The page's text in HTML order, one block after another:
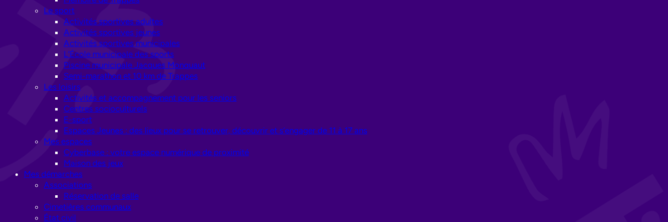
Le sport
Activités sportives adultes
Activités sportives jeunes
Activités sportives municipales
L’École municipale des sports
Piscine municipale Jacques Monquaut
Semi-marathon et 10 km de Trappes
Les loisirs
Activités et accompagnement pour les seniors
Centres socioculturels
E-sport
Espaces Jeunes : des lieux pour se retrouver, découvrir et s’engager de 11 à 17 ans
Mes espaces
Cyberbase : votre espace numérique de proximité
Maison des jeux
Mes démarches
Associations
Réservation de salle
Cimetières communaux
État civil